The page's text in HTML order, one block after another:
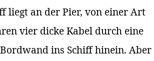
liegt an der Pier, von einer Art
vier dicke Kabel durch eine
ins Schiff hinein. Aber